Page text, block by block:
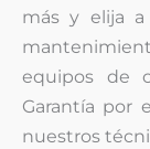
más y elija a
equipos de
Garantía por
nuestros